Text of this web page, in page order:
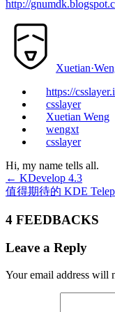
http://
https://
csslayer
Xuetian Weng
wengxt
csslayer
Hi, my name tells all.
← KDevelop 4.3
值得期待的 KDE
4 FEEDBACKS
Leave a Reply
Your email address will